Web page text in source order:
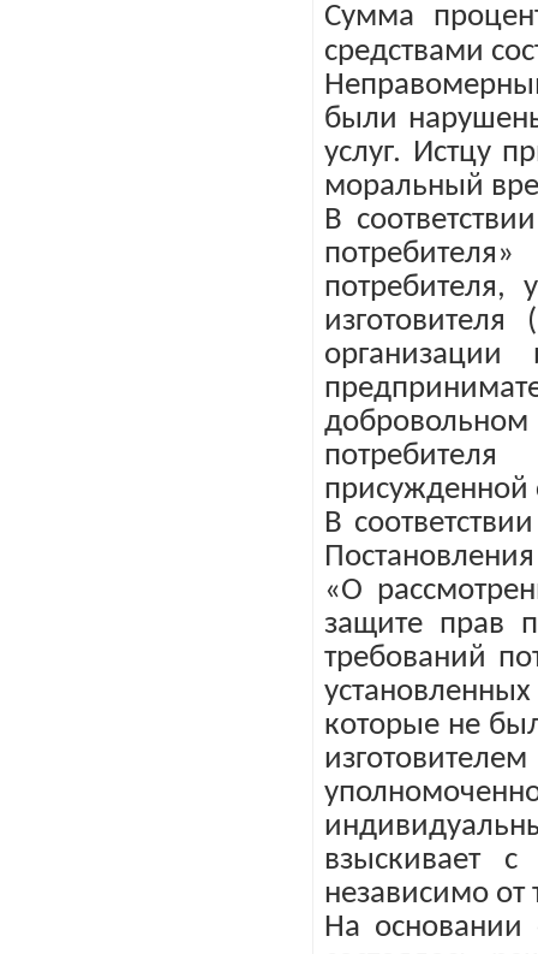
Сумма
средствами
были
услуг. Истцу
моральный
В
потребителя,
организации
присужденной
В
«О
защите прав
требований
которые не
взыскивает
независимо от
На основании